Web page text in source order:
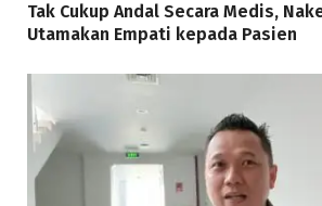
Tak Cukup Andal Secara Medis,
Utamakan Empati kepada Pasien